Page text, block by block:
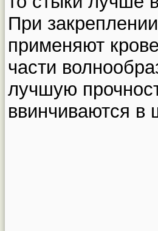
При
применяют
части
лучшую
ввинчиваются в